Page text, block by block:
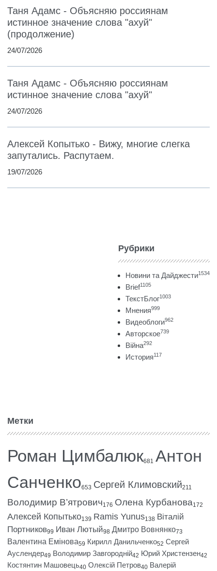
Таня Адамс - Объясняю россиянам
истинное значение слова "ахуй"
(продолжение)
24/07/2026
Таня Адамс - Объясняю россиянам
истинное значение слова "ахуй"
24/07/2026
Алексей Копытько - Вижу, многие слегка
запутались. Распутаем.
19/07/2026
Рубрики
Новини та Дайджести1534
Brief1105
ТекстБлог1003
Мнения999
Видеоблоги962
Авторское739
Війна292
История117
Метки
Роман Цимбалюк681 Антон
Санченко653 Сергей Климовский211
Володимир В’ятрович176 Олена Курбанова172
Алексей Копытько139 Ramis Yunus138 Віталій
Портников99 Иван Лютый98 Дмитро Вовнянко73
Валентина Емінова59 Кирилл Данильченко52 Сергей
Ауслендер49 Володимир Завгородній42 Юрий Христензен42
Костянтин Машовець40 Олексій Петров40 Валерій